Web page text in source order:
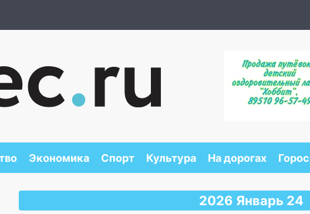
Экономика Спорт Культура На дорогах
2026 Январь 24